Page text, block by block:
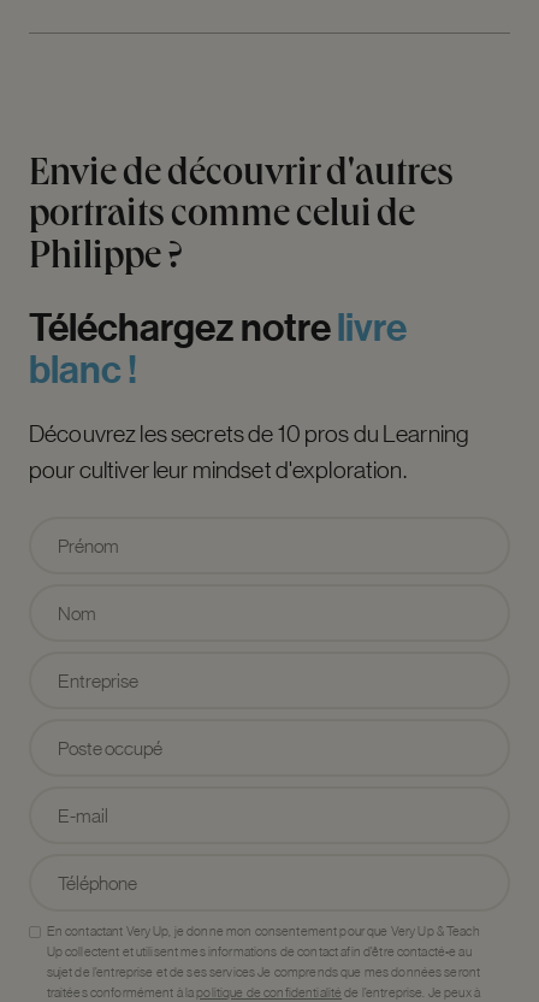
Enviededécouvrird'autres
portraitscommecelui de
Philippe?
Téléchargeznotrelivre
blanc!
Découvrez les secrets de 10 pros du Learning
pour cultiver leur mindset d'exploration.
En contactant Very Up, je donne mon consentement pour que Very Up & Teach
Up collectent et utilisent mes informations de contact afin d’être contacté•e au
sujet de l’entreprise et de ses services Je comprends que mes données seront
traitées conformément à lapolitique de confidentialité de l’entreprise. Je peux à